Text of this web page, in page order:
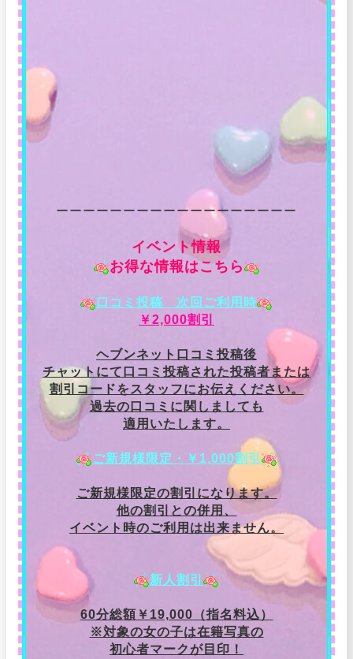
ーーーーーーーーーーーーーーーーーー
イベント情報
お得な情報はこちら
口コミ投稿 次回ご利用時
￥2,000割引
ヘブンネット口コミ投稿後
チャットにて口コミ投稿された投稿者または
割引コードをスタッフにお伝えください。
過去の口コミに関しましても
適用いたします。
ご新規様限定・￥1,000割引
ご新規様限定の割引になります。
他の割引との併用、
イベント時のご利用は出来ません。
新人割引
60分総額￥19,000（指名料込）
※対象の女の子は在籍写真の
初心者マークが目印！